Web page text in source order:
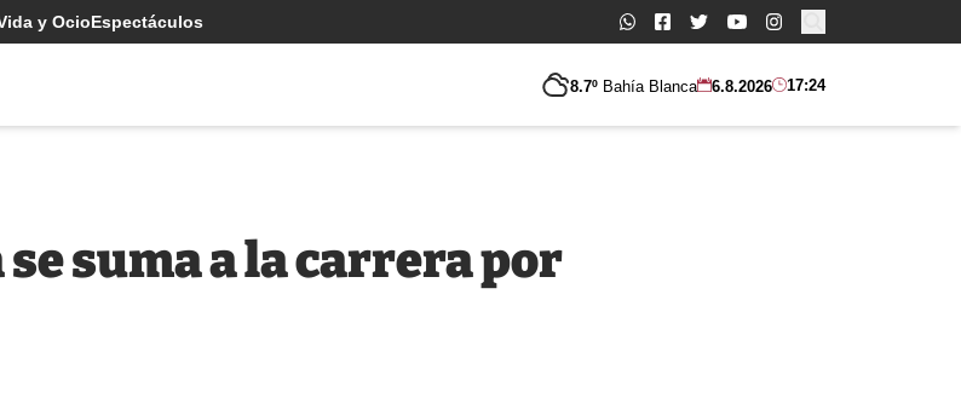
y OcioEspectáculos Buscar:
8.7º Bahía Blanca 6.8.2026 17:24
suma a la carrera por